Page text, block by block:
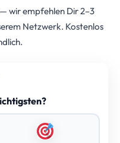
wir empfehlen Dir 2–3
Netzwerk. Kostenlos